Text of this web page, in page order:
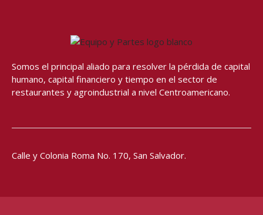
k
-
f
g
a
m
b
p
Somos el principal aliado para resolver la pérdida de capital
humano, capital financiero y tiempo en el sector de
restaurantes y agroindustrial a nivel Centroamericano.
Calle y Colonia Roma No. 170, San Salvador.